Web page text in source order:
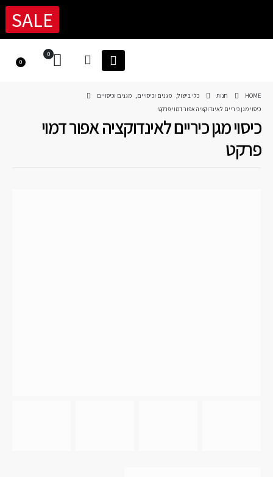
SALE
0
0
HOME חנות כלי בישול, מגנים וכיסויים, מגנים וכיסויים
כיסוי מגן כיריים לאינדוקציה אפור דמוי פרקט
כיסוי מגן כיריים לאינדוקציה אפור דמוי
פרקט